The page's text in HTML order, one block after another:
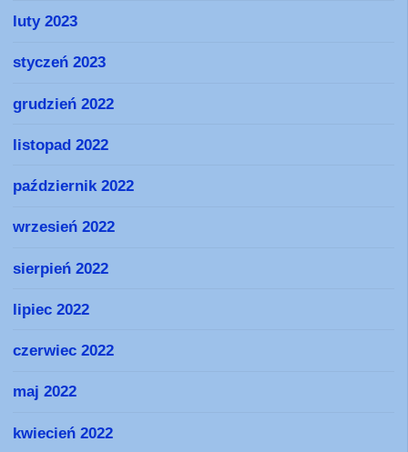
luty 2023
styczeń 2023
grudzień 2022
listopad 2022
październik 2022
wrzesień 2022
sierpień 2022
lipiec 2022
czerwiec 2022
maj 2022
kwiecień 2022